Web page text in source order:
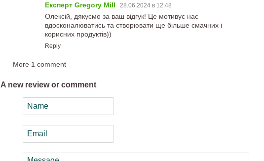
Експерт Gregory Mill 28.06.2024 в 12:48
Олексій, дякуємо за ваш відгук! Це мотивує нас
вдосконалюватись та створювати ще більше смачних і
корисних продуктів))
Reply
More 1 comment
A new review or comment